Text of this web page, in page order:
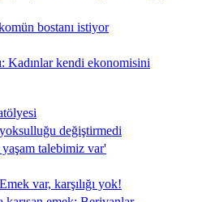
bostanı istiyor
Kadınlar kendi ekonomisini
değiştirmedi
talebimiz var'
var, karşılığı yok!